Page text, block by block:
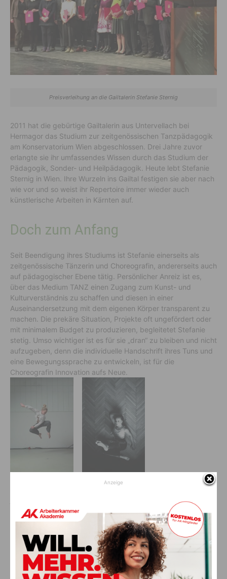
Preisverleihung an die Gailtalerin Stefanie Sternig
2011 hat die gebürtige Gailtalerin aus Untervellach bei
Hermagor das Studium zur zeitgenössischen Tanzpädagogik
am Konservatorium Wien abgeschlossen. Drei Jahre zuvor
erlangte sie ihr umfassendes Wissen durch das Studium der
Pädagogik, Sonder- und Heilpädagogik. Heute lebt Stefanie
Sternig in Wien. Ihre Wurzeln ins Gailtal festigen sie aber nach
wie vor und so weist ihr Repertoire immer wieder auch
künstlerische Arbeiten in Kärnten auf.
Doch zum Anfang
Seit Beendigung ihres Studiums ist Stefanie einerseits als
zeitgenössische Tänzerin und Choreografin, andererseits auch
auf pädagogischer Ebene tätig. Persönlicher Anreiz ist es,
über das Medium TANZ einen Zugang zum Kunst- und
Kulturverständnis zu schaffen und diesen in einer
Auseinandersetzung mit dem eigenen Körper transparent zu
machen. Die prekäre Situation, Projekte oft ungefördert oder
mit minimalem Budget zu produzieren, begleitetet Stefanie
stetig. Umso wichtiger ist es für sie „dran“ zu bleiben und nicht
aufzugeben, denn die individuelle Handschrift ihres Tuns und
eine Bewegungssprache zu entwickeln, ist für die
Choreografin Innovation aufs Neue.
„Der zeitgenössische Tanz als Spiegel meiner Persönlichkeit,
als Spiegel der Gesellschaft, als Werkzeug zur Wahrnehmung
und zum Verständnis der Welt, in der wir leben“.
Erfolge
Allein 2018 kann die Tänzerin auf viele Projekte und Erfolge
Anzeige